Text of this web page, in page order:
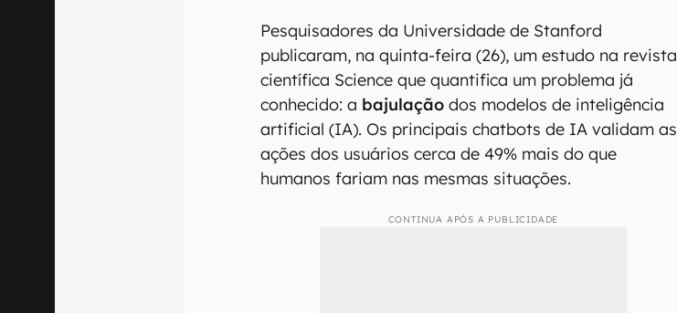
Pesquisadores da Universidade de Stanford
publicaram, na quinta-feira (26), um estudo na revista
científica Science que quantifica um problema já
conhecido: a bajulação dos modelos de inteligência
artificial (IA). Os principais chatbots de IA validam as
ações dos usuários cerca de 49% mais do que
humanos fariam nas mesmas situações.
CONTINUA APÓS A PUBLICIDADE